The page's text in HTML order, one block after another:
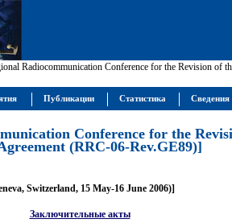
Radiocommunication Conference for the Revision of
Conference for the
(RRC-06-Rev.GE89)]
Switzerland, 15 May-16 June 2006)]
Заключительные акты
Публикации Статистика